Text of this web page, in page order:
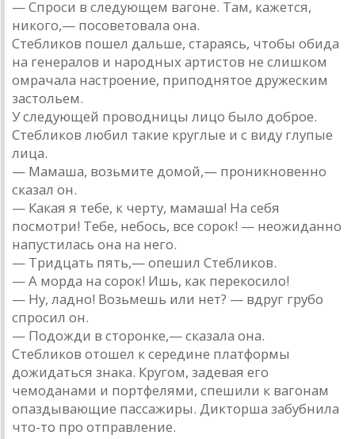
— Спроси в следующем вагоне. Там, кажется,
никого,— посоветовала она.
Стебликов пошел дальше, стараясь, чтобы обида
на генералов и народных артистов не слишком
омрачала настроение, приподнятое дружеским
застольем.
У следующей проводницы лицо было доброе.
Стебликов любил такие круглые и с виду глупые
лица.
— Мамаша, возьмите домой,— проникновенно
сказал он.
— Какая я тебе, к черту, мамаша! На себя
посмотри! Тебе, небось, все сорок! — неожиданно
напустилась она на него.
— Тридцать пять,— опешил Стебликов.
— А морда на сорок! Ишь, как перекосило!
— Ну, ладно! Возьмешь или нет? — вдруг грубо
спросил он.
— Подожди в сторонке,— сказала она.
Стебликов отошел к середине платформы
дожидаться знака. Кругом, задевая его
чемоданами и портфелями, спешили к вагонам
опаздывающие пассажиры. Дикторша забубнила
что-то про отправление.